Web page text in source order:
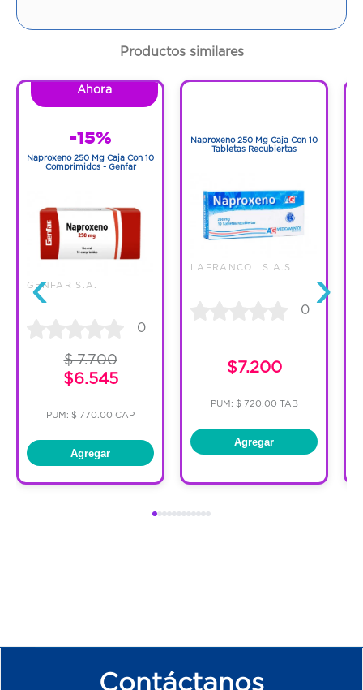
30 Tabletas
Código:1290293
Productos similares
‹
Ahora
-15%
Naproxeno 250 Mg Caja Con 10
Comprimidos - Genfar
GENFAR S.A.
0
$ 7.700
$6.545
PUM: $ 770.00 CAP
Agregar
Naproxeno 250 Mg Caja Con 10
Tabletas Recubiertas
LAFRANCOL S.A.S
0
$7.200
PUM: $ 720.00 TAB
Agregar
›
Contáctanos